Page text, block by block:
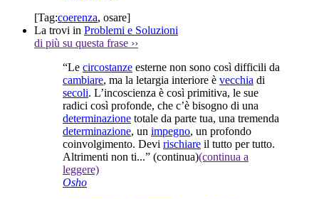
[Tag:coerenza, osare]
La trovi in Problemi e Soluzioni
di più su questa frase ››
“Le circostanze esterne non sono così difficili da
cambiare, ma la letargia interiore è vecchia di
secoli. L’incoscienza è così primitiva, le sue
radici così profonde, che c’è bisogno di una
determinazione totale da parte tua, una tremenda
determinazione, un impegno, un profondo
coinvolgimento. Devi rischiare il tutto per tutto.
Altrimenti non ti...” (continua)(continua a
leggere)
Osho